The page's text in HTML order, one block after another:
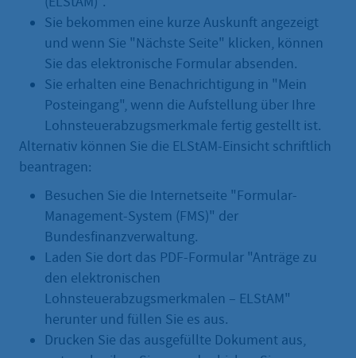
Sie bekommen eine kurze Auskunft angezeigt
und wenn Sie "Nächste Seite" klicken, können
Sie das elektronische Formular absenden.
Sie erhalten eine Benachrichtigung in "Mein
Posteingang", wenn die Aufstellung über Ihre
Lohnsteuerabzugsmerkmale fertig gestellt ist.
Alternativ können Sie die ELStAM-Einsicht schriftlich
beantragen:
Besuchen Sie die Internetseite "Formular-
Management-System (FMS)" der
Bundesfinanzverwaltung.
Laden Sie dort das PDF-Formular "Anträge zu
den elektronischen
Lohnsteuerabzugsmerkmalen – ELStAM"
herunter und füllen Sie es aus.
Drucken Sie das ausgefüllte Dokument aus,